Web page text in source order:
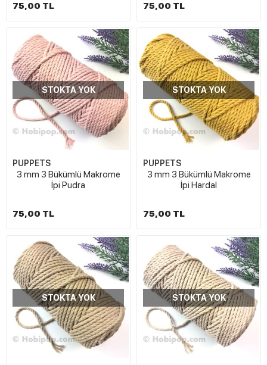
75,00 TL 75,00 TL
STOKTA YOK
PUPPETS
3 mm 3 Bükümlü Makrome
İpi Pudra
75,00 TL
STOKTA YOK
PUPPETS
3 mm 3 Bükümlü Makrome
İpi Hardal
75,00 TL
STOKTA YOK STOKTA YOK